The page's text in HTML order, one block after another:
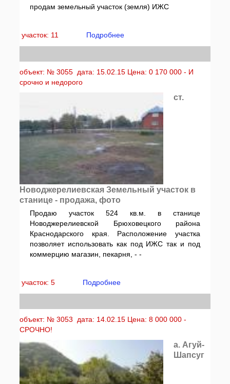
продам земельный участок (земля) ИЖС
участок: 11 Подробнее
объект: № 3055 дата: 15.02.15 Цена: 0 170 000 - И
срочно и недорого
ст.
Новоджерелиевская Земельный участок в
станице - продажа, фото
Продаю участок 524 кв.м. в станице
Новоджерелиевской Брюховецкого района
Краснодарского края. Расположение участка
позволяет использовать как под ИЖС так и под
коммерцию магазин, пекарня, - -
участок: 5 Подробнее
объект: № 3053 дата: 14.02.15 Цена: 8 000 000 -
СРОЧНО!
а. Агуй-
Шапсуг